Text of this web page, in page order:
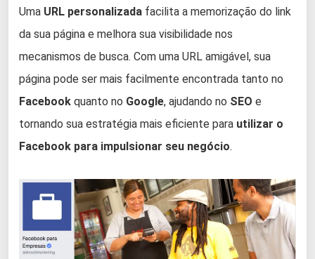
Uma URL personalizada facilita a memorização do link
da sua página e melhora sua visibilidade nos
mecanismos de busca. Com uma URL amigável, sua
página pode ser mais facilmente encontrada tanto no
Facebook quanto no Google, ajudando no SEO e
tornando sua estratégia mais eficiente para utilizar o
Facebook para impulsionar seu negócio.